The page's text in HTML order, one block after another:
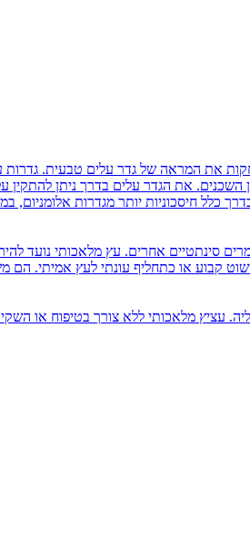
את המראה של גדר עלים טבעית. גדרות
השכנים. את הגדר עלים בדרך ניתן
כלל חיסכוניות יותר מגדרות אלומניום,
סינתטיים אחרים. עץ מלאכותי נועד
קבוע או כתחליף עונתי לעץ אמיתי.
80 ס”מ, ניתן להניחו בגובה או לתליה. עציץ מלאכותי ללא צורך